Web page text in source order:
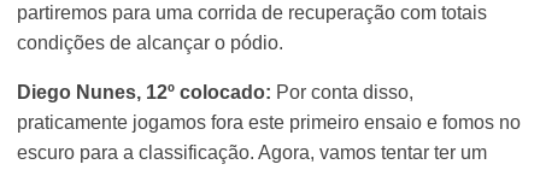
partiremos para uma corrida de recuperação com totais
condições de alcançar o pódio.
Diego Nunes, 12º colocado: Por conta disso,
praticamente jogamos fora este primeiro ensaio e fomos no
escuro para a classificação. Agora, vamos tentar ter um